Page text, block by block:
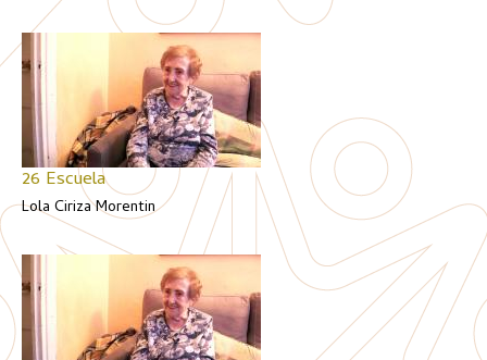
26 Escuela
Lola Ciriza Morentin